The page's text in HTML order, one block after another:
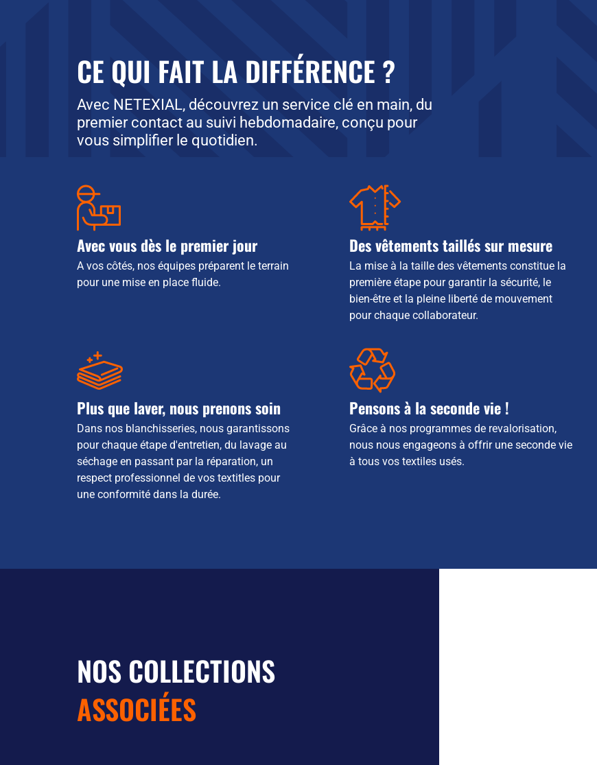
CE QUI FAIT LA DIFFÉRENCE ?
Avec NETEXIAL, découvrez un service clé en main, du
premier contact au suivi hebdomadaire, conçu pour
vous simplifier le quotidien.
Avec vous dès le premier jour
A vos côtés, nos équipes préparent le terrain
pour une mise en place fluide.
Des vêtements taillés sur mesure
La mise à la taille des vêtements constitue la
première étape pour garantir la sécurité, le
bien-être et la pleine liberté de mouvement
pour chaque collaborateur.
Plus que laver, nous prenons soin
Dans nos blanchisseries, nous garantissons
pour chaque étape d'entretien, du lavage au
séchage en passant par la réparation, un
respect professionnel de vos textitles pour
une conformité dans la durée.
Pensons à la seconde vie !
Grâce à nos programmes de revalorisation,
nous nous engageons à offrir une seconde vie
à tous vos textiles usés.
NOS COLLECTIONS
ASSOCIÉES